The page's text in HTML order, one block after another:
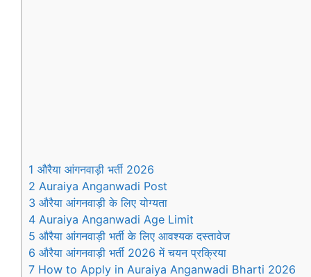
1 औरैया आंगनवाड़ी भर्ती 2026
2 Auraiya Anganwadi Post
3 औरैया आंगनवाड़ी के लिए योग्यता
4 Auraiya Anganwadi Age Limit
5 औरैया आंगनवाड़ी भर्ती के लिए आवश्यक दस्तावेज
6 औरैया आंगनवाड़ी भर्ती 2026 में चयन प्रक्रिया
7 How to Apply in Auraiya Anganwadi Bharti 2026